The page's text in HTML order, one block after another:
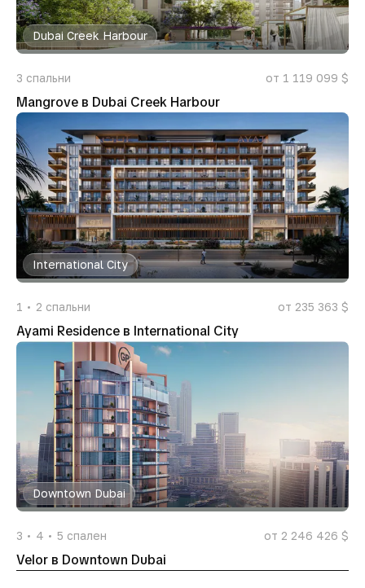
Dubai Creek Harbour
3 спальни от 1 119 099 $
Mangrove в Dubai Creek Harbour
International City
1 2 спальни от 235 363 $
Ayami Residence в International City
Downtown Dubai
3 4 5 спален от 2 246 426 $
Velor в Downtown Dubai